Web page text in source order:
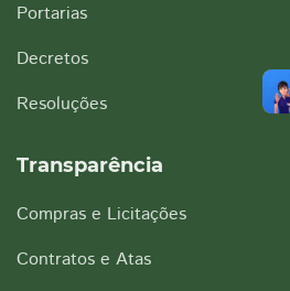
Portarias
Decretos
Resoluções
Transparência
Compras e Licitações
Contratos e Atas